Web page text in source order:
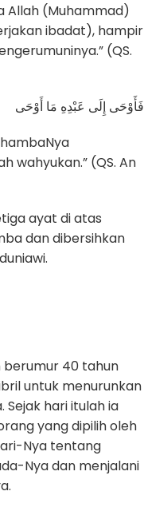
Allah (Muhammad)
ibadat), hampir
(QS.
فَأَوْحَى إِلَى عَبْدِهِ مَا أَوْحَى
wahyukan.” (QS. An
ayat di atas
dan dibersihkan
berumur 40 tahun
untuk menurunkan
hari itulah ia
yang dipilih oleh
Nya tentang
Nya dan menjalani